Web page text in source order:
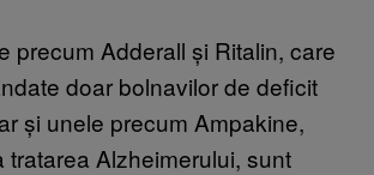
precum Adderall și Ritalin, care
doar bolnavilor de deficit
și unele precum Ampakine,
tratarea Alzheimerului, sunt